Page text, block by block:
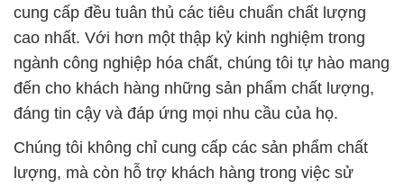
cung cấp đều tuân thủ các tiêu chuẩn chất lượng
cao nhất. Với hơn một thập kỷ kinh nghiệm trong
ngành công nghiệp hóa chất, chúng tôi tự hào mang
đến cho khách hàng những sản phẩm chất lượng,
đáng tin cậy và đáp ứng mọi nhu cầu của họ.
Chúng tôi không chỉ cung cấp các sản phẩm chất
lượng, mà còn hỗ trợ khách hàng trong việc sử